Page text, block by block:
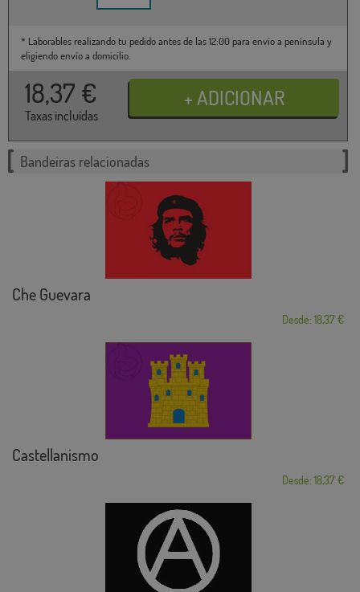
* Laborables realizando tu pedido antes de las 12:00 para envío a península y
eligiendo envío a domicilio.
18,37 €
Taxas incluídas
Bandeiras relacionadas
Che Guevara
Desde: 18,37 €
Castellanismo
Desde: 18,37 €